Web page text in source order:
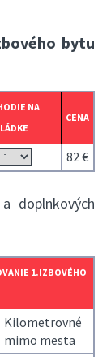
bytu
NA
CENA
82 €
doplnkových
1.IZBOVÉHO
Kilometrovné
mimo mesta